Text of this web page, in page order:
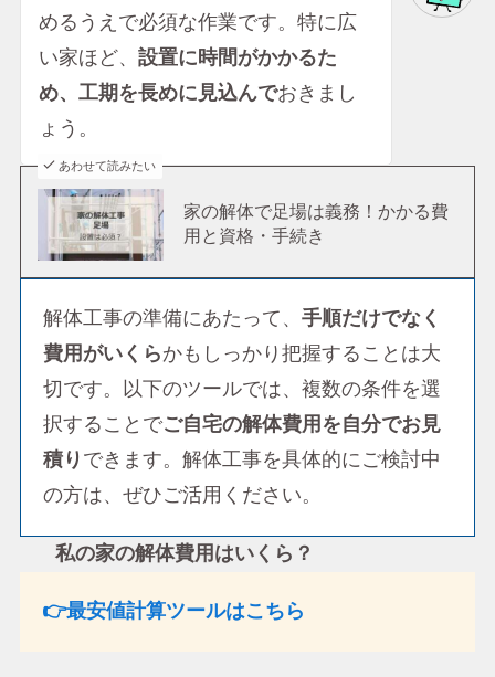
めるうえで必須な作業です。特に広
い家ほど、設置に時間がかかるた
め、工期を長めに見込んでおきまし
ょう。
あわせて読みたい
家の解体で足場は義務！かかる費
用と資格・手続き
解体工事の準備にあたって、 手順だけでなく
費用がいくらかもしっかり把握することは大
切です。以下のツールでは、複数の条件を選
択することでご自宅の解体費用を自分でお見
積り できます。解体工事を具体的にご検討中
の方は、ぜひご活用ください。
私の家の解体費用はいくら？
👉最安値計算ツールはこちら